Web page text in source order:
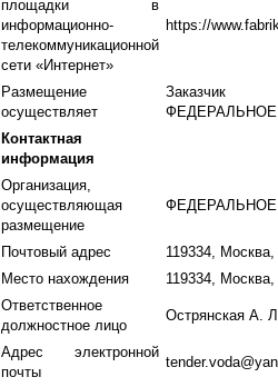
площадки в
информационно-
телекоммуникационной
сети «Интернет»
https://
Размещение
осуществляет
Заказчик
Контактная
информация
Организация,
осуществляющая
размещение
Почтовый адрес
119334,
Место нахождения
119334,
Ответственное
должностное лицо
Острянская А.
Адрес электронной
почты